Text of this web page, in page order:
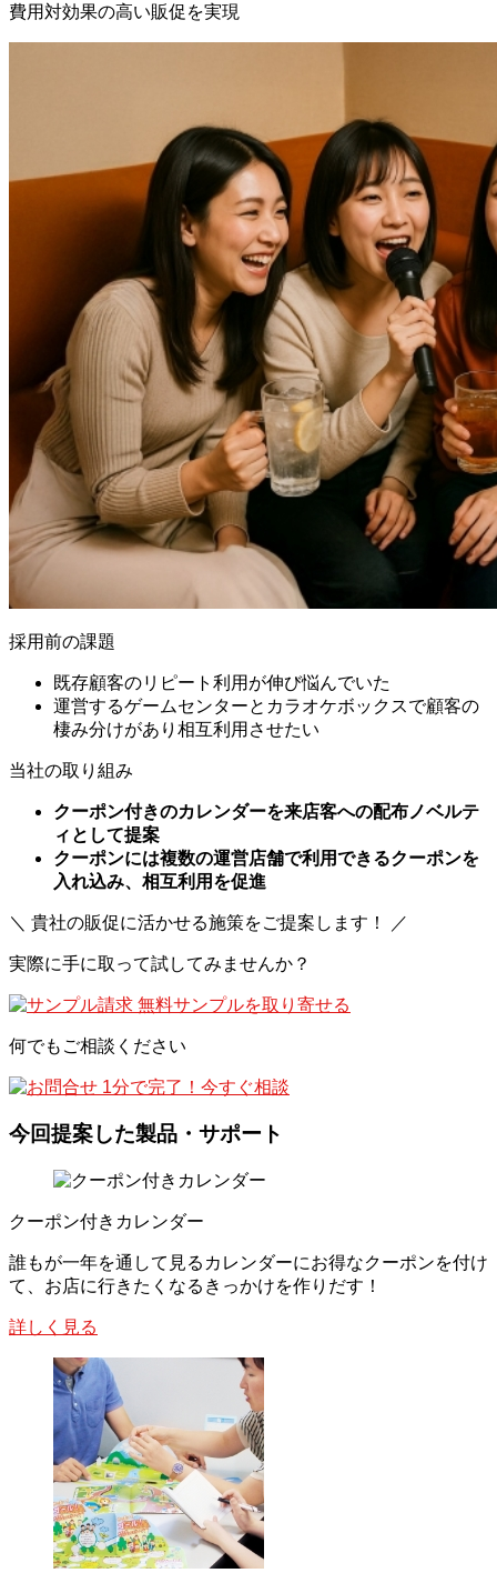
費用対効果の高い販促を実現
採用前の課題
既存顧客のリピート利用が伸び悩んでいた
運営するゲームセンターとカラオケボックスで顧客の
棲み分けがあり相互利用させたい
当社の取り組み
クーポン付きのカレンダーを来店客への配布ノベルテ
ィとして提案
クーポンには複数の運営店舗で利用できるクーポンを
入れ込み、相互利用を促進
＼ 貴社の販促に活かせる施策をご提案します！ ／
実際に手に取って試してみませんか？
無料サンプルを取り寄せる
何でもご相談ください
1分で完了！今すぐ相談
今回提案した製品・サポート
クーポン付きカレンダー
誰もが一年を通して見るカレンダーにお得なクーポンを付け
て、お店に行きたくなるきっかけを作りだす！
詳しく見る